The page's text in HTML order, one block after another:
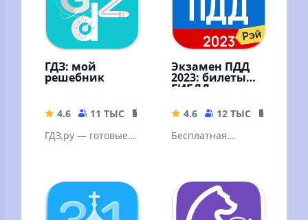
ГДЗ: мой
решебник
4.6 11 ТЫС
15.56 MB
ГДЗ.ру — готовые
Экзамен ПДД
2023: билеты
ГИБДД
4.6 12 ТЫС
Бесплатная
официальным
билетам ГИБДД
ПДД 2022, 2023